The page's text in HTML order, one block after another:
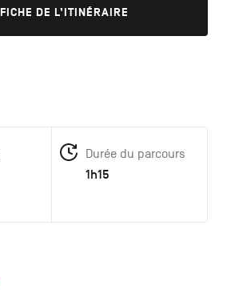
FICHE DE L’ITINÉRAIRE
Durée du parcours
1h15